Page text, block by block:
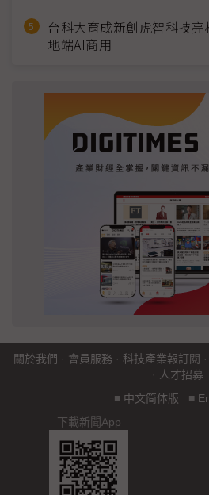
台科大育成新創虎智科技亮
地端AI商用
關於我們 · 會員服務 · 科技產業報訂閱 ·
· 人才招募
■ 中文简体版 ■
下載新聞App